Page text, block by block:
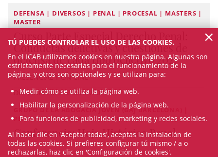
DEFENSA | DIVERSOS | PENAL | PROCESAL | MASTERS |
MASTER
Curso Parte Especial Derecho Penal:
Conductas delictivas y cuestiones de
defensa de cada tipo delictivo 2027
PRESENCIAL Y ON-LINE
Del 11/03/2027 al 08/07/2027
GRUPO DE LA ABOGACÍA JOVEN (GAJ BARCELONA) |
PENITENCIARIO | CONFERENCIA
Conferencia: Hoja Histórico Penal
TÚ PUEDES CONTROLAR EL USO DE LAS COOKIES.
En el ICAB utilizamos cookies en nuestra página. Algunas son
estrictamente necesarias para el funcionamiento de la
página, y otros son opcionales y se utilizan para:
Medir cómo se utiliza la página web.
Habilitar la personalización de la página web.
Para funciones de publicidad, marketing y redes sociales.
Al hacer clic en 'Aceptar todas', aceptas la instalación de
todas las cookies. Si prefieres configurar tú mismo / a o
rechazarlas, haz clic en 'Configuración de cookies'.
×